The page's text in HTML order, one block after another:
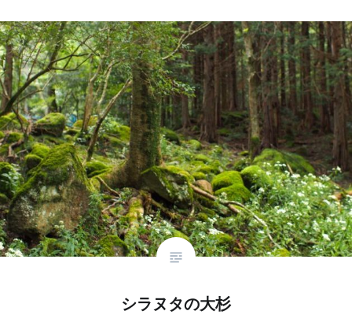
シラヌタの大杉